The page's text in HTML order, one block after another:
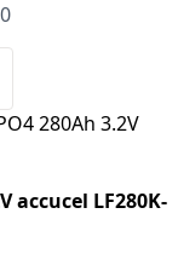
0
280Ah 3.2V
accucel LF280K-